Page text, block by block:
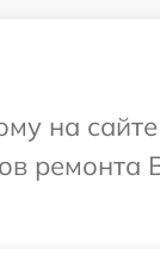
на
ремонта